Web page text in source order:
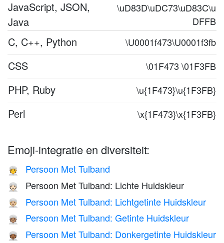
JavaScript, JSON,
Java
\uD83D\uDC73\uD83C\u
DFFB
C, C++, Python \U0001f473\U0001f3fb
CSS \01F473 \01F3FB
PHP, Ruby \u{1F473}\u{1F3FB}
Perl \x{1F473}\x{1F3FB}
Emoji-integratie en diversiteit:
👳 Persoon Met Tulband
👳🏻 Persoon Met Tulband: Lichte Huidskleur
👳🏼 Persoon Met Tulband: Lichtgetinte Huidskleur
👳🏽 Persoon Met Tulband: Getinte Huidskleur
👳🏾 Persoon Met Tulband: Donkergetinte Huidskleur